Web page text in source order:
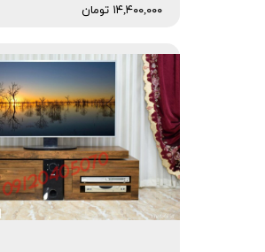
۱۴,۴۰۰,۰۰۰ تومان